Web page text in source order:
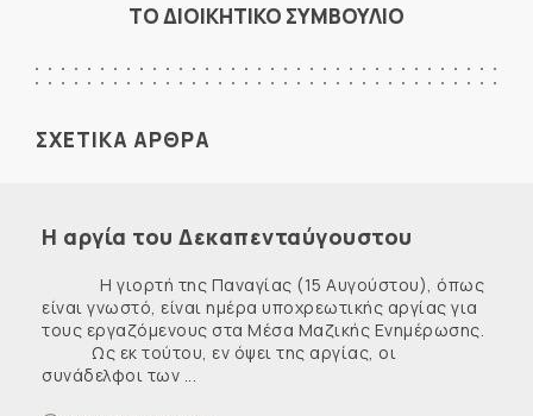
ΤΟ ΔΙΟΙΚΗΤΙΚΟ ΣΥΜΒΟΥΛΙΟ
ΣΧΕΤΙΚΑ ΑΡΘΡΑ
Η αργία του Δεκαπενταύγουστου
Η γιορτή της Παναγίας (15 Αυγούστου), όπως
είναι γνωστό, είναι ημέρα υποχρεωτικής αργίας για
τους εργαζόμενους στα Μέσα Μαζικής Ενημέρωσης.
Ως εκ τούτου, εν όψει της αργίας, οι
συνάδελφοι των ...